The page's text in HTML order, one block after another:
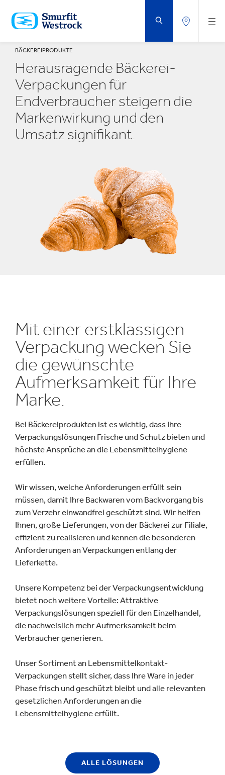
HAUPTINHALT
SPRINGEN
BÄCKEREIPRODUKTE
Herausragende Bäckerei-
Verpackungen für
Endverbraucher steigern die
Markenwirkung und den
Umsatz signifikant.
Mit einer erstklassigen
Verpackung wecken Sie
die gewünschte
Aufmerksamkeit für Ihre
Marke.
Bei Bäckereiprodukten ist es wichtig, dass Ihre
Verpackungslösungen Frische und Schutz bieten und
höchste Ansprüche an die Lebensmittelhygiene
erfüllen.
Wir wissen, welche Anforderungen erfüllt sein
müssen, damit Ihre Backwaren vom Backvorgang bis
zum Verzehr einwandfrei geschützt sind. Wir helfen
Ihnen, große Lieferungen, von der Bäckerei zur Filiale,
effizient zu realisieren und kennen die besonderen
Anforderungen an Verpackungen entlang der
Lieferkette.
Unsere Kompetenz bei der Verpackungsentwicklung
bietet noch weitere Vorteile: Attraktive
Verpackungslösungen speziell für den Einzelhandel,
die nachweislich mehr Aufmerksamkeit beim
Verbraucher generieren.
Unser Sortiment an Lebensmittelkontakt-
Verpackungen stellt sicher, dass Ihre Ware in jeder
Phase frisch und geschützt bleibt und alle relevanten
gesetzlichen Anforderungen an die
Lebensmittelhygiene erfüllt.
ALLE LÖSUNGEN